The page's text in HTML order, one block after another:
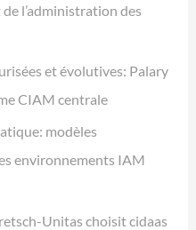
l’administration des
et évolutives: Palary
CIAM centrale
modèles
environnements IAM
Unitas choisit cidaas